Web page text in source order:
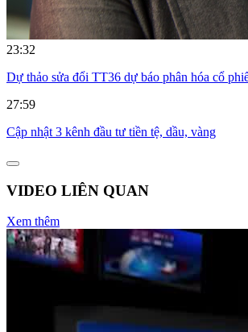
23:32
Dự thảo sửa đổi TT36 dự báo phân hóa cổ
27:59
Cập nhật 3 kênh đầu tư tiền tệ, dầu, vàng
VIDEO LIÊN QUAN
Xem thêm